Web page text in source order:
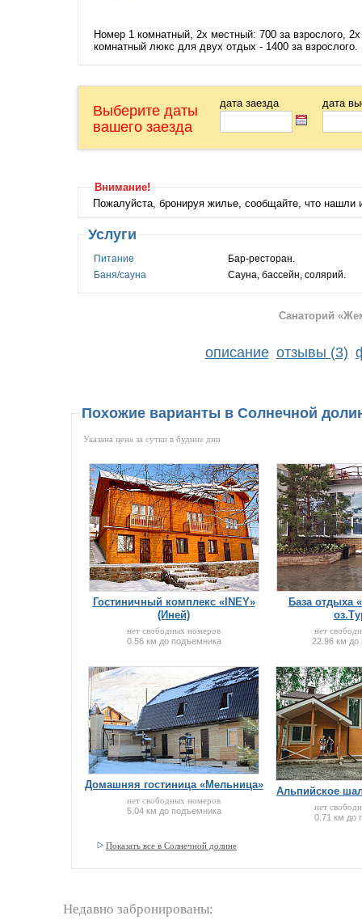
Номер 1 комнатный, 2х местный: 700 за взрослого,
комнатный люкс для двух отдых - 1400 за взрослого.
Выберите даты
вашего заезда
дата заезда дата
Внимание!
Пожалуйста, бронируя жилье, сообщайте, что
Услуги
Питание
Бар-ресторан.
Баня/сауна
Сауна, бассейн, солярий.
Санаторий
описание отзывы (3)
Похожие варианты в Солнечной
Указана цена за сутки в будние дни
Гостиничный комплекс «INEY»
(Иней)
нет свободных номеров
0.56 км до подъемника
База отдыха
нет
22.96 км до
Домашняя гостиница «Мельница»
нет свободных номеров
5.04 км до подъемника
Альпийское
нет
0.71 км до
Показать все в Солнечной долине
Недавно забронированы: